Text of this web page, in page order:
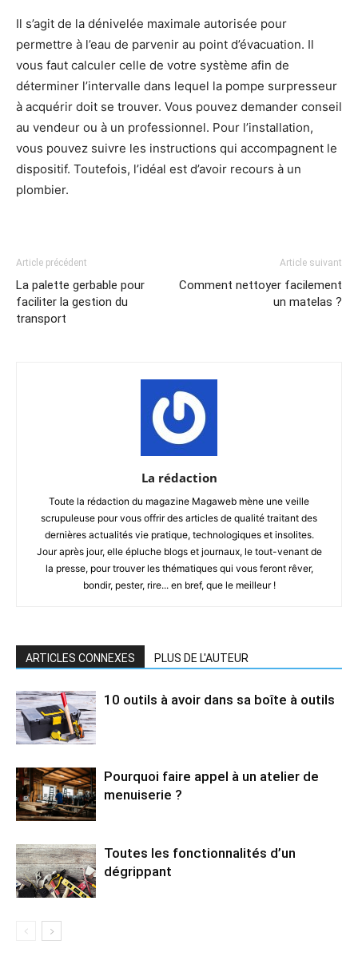
Il s’agit de la dénivelée maximale autorisée pour
permettre à l’eau de parvenir au point d’évacuation. Il
vous faut calculer celle de votre système afin de
déterminer l’intervalle dans lequel la pompe surpresseur
à acquérir doit se trouver. Vous pouvez demander conseil
au vendeur ou à un professionnel. Pour l’installation,
vous pouvez suivre les instructions qui accompagnent le
dispositif. Toutefois, l’idéal est d’avoir recours à un
plombier.
Article précédent
La palette gerbable pour
faciliter la gestion du
transport
Article suivant
Comment nettoyer facilement
un matelas ?
La rédaction
Toute la rédaction du magazine Magaweb mène une veille
scrupuleuse pour vous offrir des articles de qualité traitant des
dernières actualités vie pratique, technologiques et insolites.
Jour après jour, elle épluche blogs et journaux, le tout-venant de
la presse, pour trouver les thématiques qui vous feront rêver,
bondir, pester, rire... en bref, que le meilleur !
ARTICLES CONNEXES PLUS DE L'AUTEUR
10 outils à avoir dans sa boîte à outils
Pourquoi faire appel à un atelier de
menuiserie ?
Toutes les fonctionnalités d’un
dégrippant